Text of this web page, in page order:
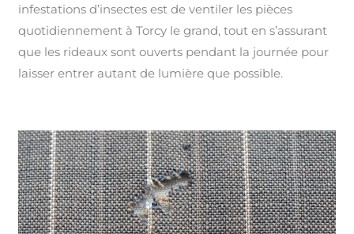
infestations d’insectes est de ventiler les pièces
quotidiennement à Torcy le grand, tout en s’assurant
que les rideaux sont ouverts pendant la journée pour
laisser entrer autant de lumière que possible.